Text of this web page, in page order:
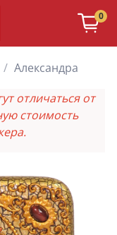
0
Александра
отличаться от
стоимость